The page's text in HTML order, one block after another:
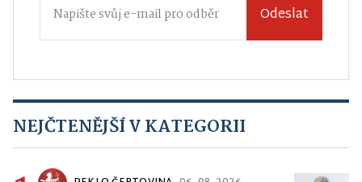
Odeslat
NEJČTENĚJŠÍ V KATEGORII